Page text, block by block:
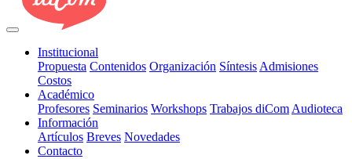
Institucional
Propuesta Contenidos Organización Síntesis Admisiones
Costos
Académico
Profesores Seminarios Workshops Trabajos diCom Audioteca
Información
Artículos Breves Novedades
Contacto